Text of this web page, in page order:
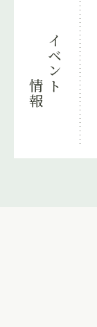
イベント
情報